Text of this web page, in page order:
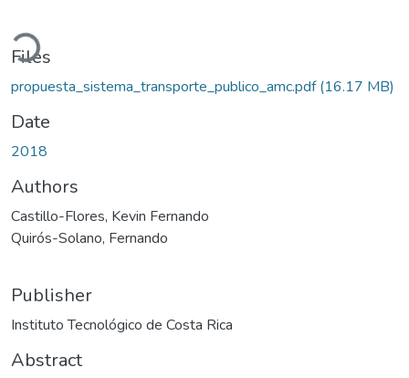
Files
propuesta_sistema_transporte_publico_amc.pdf(16.17 MB)
Date
2018
Authors
Castillo-Flores, Kevin Fernando
Quirós-Solano, Fernando
Publisher
Instituto Tecnológico de Costa Rica
Abstract